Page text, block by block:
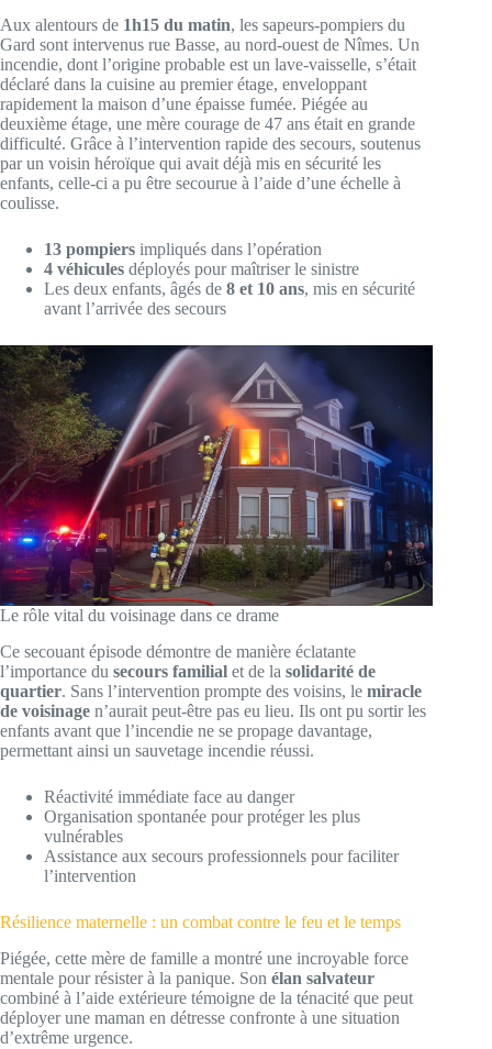
Aux alentours de 1h15 du matin, les sapeurs-pompiers du
Gard sont intervenus rue Basse, au nord-ouest de Nîmes. Un
incendie, dont l’origine probable est un lave-vaisselle, s’était
déclaré dans la cuisine au premier étage, enveloppant
rapidement la maison d’une épaisse fumée. Piégée au
deuxième étage, une mère courage de 47 ans était en grande
difficulté. Grâce à l’intervention rapide des secours, soutenus
par un voisin héroïque qui avait déjà mis en sécurité les
enfants, celle-ci a pu être secourue à l’aide d’une échelle à
coulisse.
13 pompiers impliqués dans l’opération
4 véhicules déployés pour maîtriser le sinistre
Les deux enfants, âgés de 8 et 10 ans, mis en sécurité
avant l’arrivée des secours
Le rôle vital du voisinage dans ce drame
Ce secouant épisode démontre de manière éclatante
l’importance du secours familial et de la solidarité de
quartier. Sans l’intervention prompte des voisins, le miracle
de voisinage n’aurait peut-être pas eu lieu. Ils ont pu sortir les
enfants avant que l’incendie ne se propage davantage,
permettant ainsi un sauvetage incendie réussi.
Réactivité immédiate face au danger
Organisation spontanée pour protéger les plus
vulnérables
Assistance aux secours professionnels pour faciliter
l’intervention
Résilience maternelle : un combat contre le feu et le temps
Piégée, cette mère de famille a montré une incroyable force
mentale pour résister à la panique. Son élan salvateur
combiné à l’aide extérieure témoigne de la ténacité que peut
déployer une maman en détresse confronte à une situation
d’extrême urgence.